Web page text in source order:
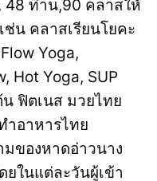
48 ท่าน,90 คลาสให้
ช่น คลาสเรียนโยคะ
Yoga,
Hot Yoga, SUP
ฟิตเนส มวยไทย
ำอาหารไทย
ของหาดอ่าวนาง
ยในแต่ละวันผู้เข้า